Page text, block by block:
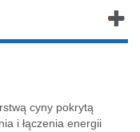
cyny pokrytą
i łączenia energii